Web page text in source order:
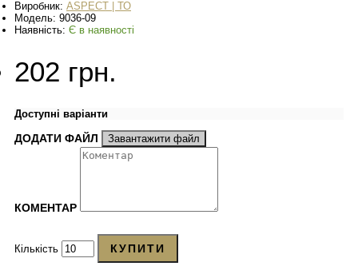
Виробник: ASPECT | ТО
Модель: 9036-09
Наявність: Є в наявності
202 грн.
Доступні варіанти
ДОДАТИ ФАЙЛ Завантажити файл
КОМЕНТАР
Кількість КУПИТИ